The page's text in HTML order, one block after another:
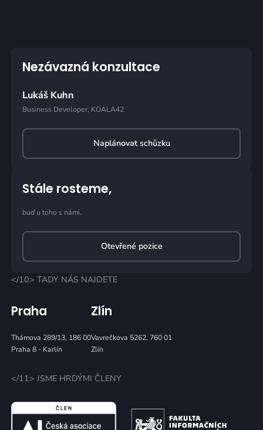
</10> TADY NÁS NAJDETE
Praha
Thámova 289/13, 186 00
Praha 8 - Karlín
Zlín
Vavrečkova 5262, 760 01
Zlín
</11> JSME HRDÝMI ČLENY
Nezávazná konzultace
Lukáš Kuhn
Business Developer, KOALA42
Naplánovat schůzku
Stále rosteme,
buď u toho s námi.
Otevřené pozice